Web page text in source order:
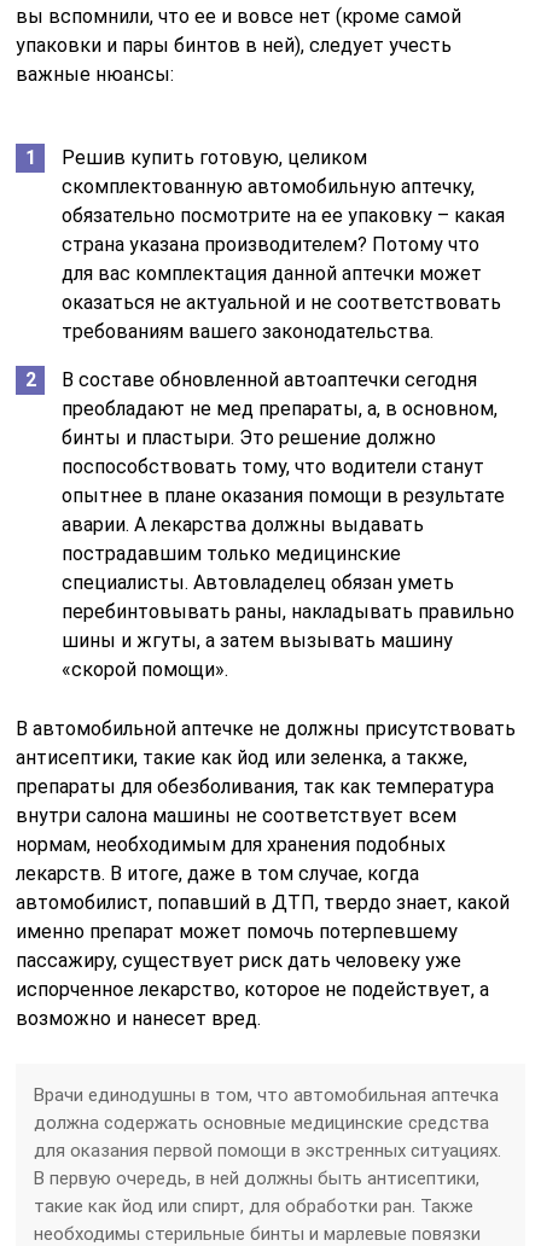
вы вспомнили, что ее и вовсе нет (кроме самой
упаковки и пары бинтов в ней), следует учесть
важные нюансы:
Решив купить готовую, целиком
скомплектованную автомобильную аптечку,
обязательно посмотрите на ее упаковку – какая
страна указана производителем? Потому что
для вас комплектация данной аптечки может
оказаться не актуальной и не соответствовать
требованиям вашего законодательства.
В составе обновленной автоаптечки сегодня
преобладают не мед препараты, а, в основном,
бинты и пластыри. Это решение должно
поспособствовать тому, что водители станут
опытнее в плане оказания помощи в результате
аварии. А лекарства должны выдавать
пострадавшим только медицинские
специалисты. Автовладелец обязан уметь
перебинтовывать раны, накладывать правильно
шины и жгуты, а затем вызывать машину
«скорой помощи».
В автомобильной аптечке не должны присутствовать
антисептики, такие как йод или зеленка, а также,
препараты для обезболивания, так как температура
внутри салона машины не соответствует всем
нормам, необходимым для хранения подобных
лекарств. В итоге, даже в том случае, когда
автомобилист, попавший в ДТП, твердо знает, какой
именно препарат может помочь потерпевшему
пассажиру, существует риск дать человеку уже
испорченное лекарство, которое не подействует, а
возможно и нанесет вред.
Врачи единодушны в том, что автомобильная аптечка
должна содержать основные медицинские средства
для оказания первой помощи в экстренных ситуациях.
В первую очередь, в ней должны быть антисептики,
такие как йод или спирт, для обработки ран. Также
необходимы стерильные бинты и марлевые повязки